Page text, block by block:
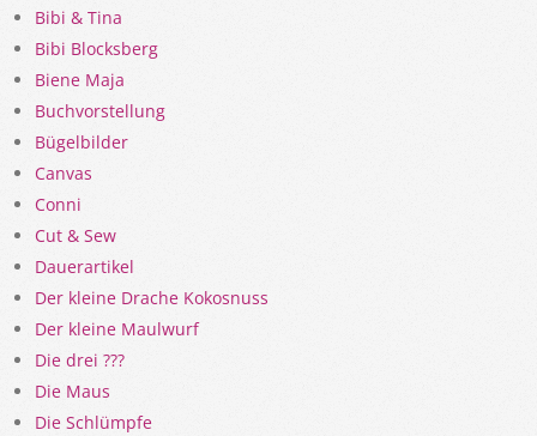
Bibi & Tina
Bibi Blocksberg
Biene Maja
Buchvorstellung
Bügelbilder
Canvas
Conni
Cut & Sew
Dauerartikel
Der kleine Drache Kokosnuss
Der kleine Maulwurf
Die drei ???
Die Maus
Die Schlümpfe